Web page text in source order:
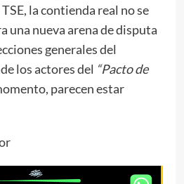
la contienda real no se
una nueva arena de disputa
generales del
los actores del “Pacto de
parecen estar